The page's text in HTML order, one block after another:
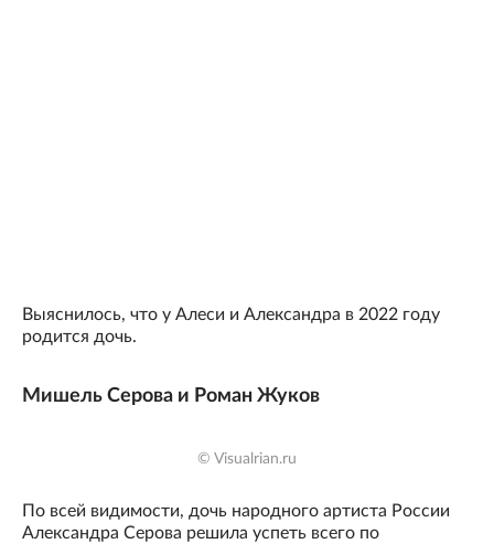
Выяснилось, что у Алеси и Александра в 2022 году
родится дочь.
Мишель Серова и Роман Жуков
© Visualrian.ru
По всей видимости, дочь народного артиста России
Александра Серова решила успеть всего по